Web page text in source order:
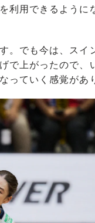
利用できるように
。でも今は、スイ
で上がったので、
っていく感覚があ